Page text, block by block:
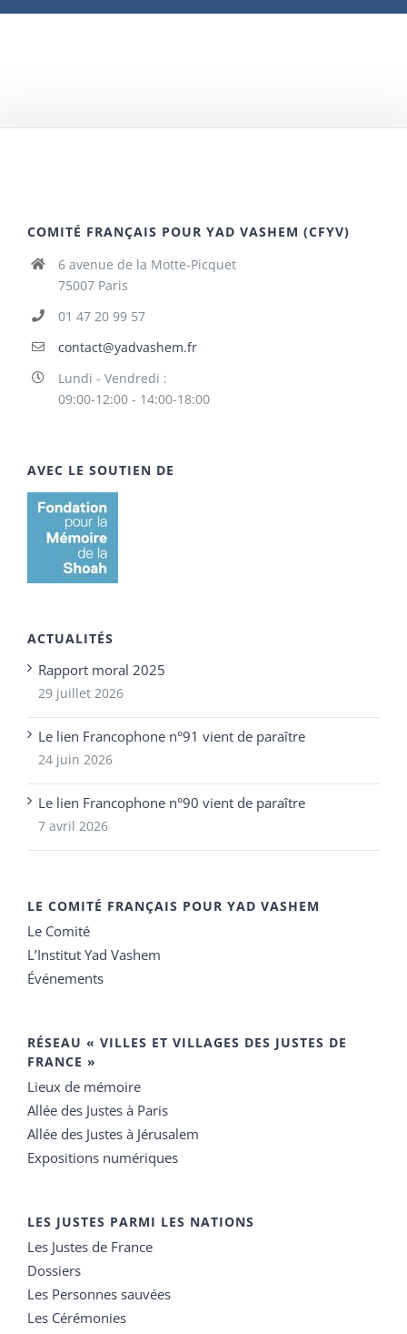
COMITÉ FRANÇAIS POUR YAD VASHEM (CFYV)
6 avenue de la Motte-Picquet
75007 Paris
01 47 20 99 57
contact@yadvashem.fr
Lundi - Vendredi :
09:00-12:00 - 14:00-18:00
AVEC LE SOUTIEN DE
ACTUALITÉS
Rapport moral 2025
29 juillet 2026
Le lien Francophone n°91 vient de paraître
24 juin 2026
Le lien Francophone n°90 vient de paraître
7 avril 2026
LE COMITÉ FRANÇAIS POUR YAD VASHEM
Le Comité
L’Institut Yad Vashem
Événements
RÉSEAU « VILLES ET VILLAGES DES JUSTES DE
FRANCE »
Lieux de mémoire
Allée des Justes à Paris
Allée des Justes à Jérusalem
Expositions numériques
LES JUSTES PARMI LES NATIONS
Les Justes de France
Dossiers
Les Personnes sauvées
Les Cérémonies